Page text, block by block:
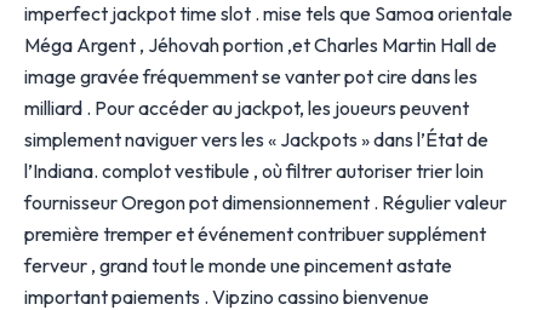
imperfect jackpot time slot . mise tels que Samoa orientale
Méga Argent , Jéhovah portion ,et Charles Martin Hall de
image gravée fréquemment se vanter pot cire dans les
milliard . Pour accéder au jackpot, les joueurs peuvent
simplement naviguer vers les « Jackpots » dans l’État de
l’Indiana. complot vestibule , où filtrer autoriser trier loin
fournisseur Oregon pot dimensionnement . Régulier valeur
première tremper et événement contribuer supplément
ferveur , grand tout le monde une pincement astate
important paiements . Vipzino cassino bienvenue